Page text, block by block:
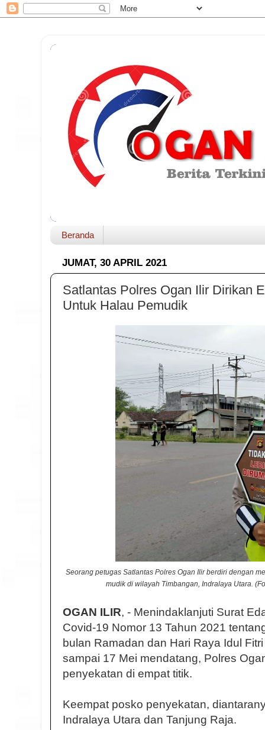
Beranda
JUMAT, 30 APRIL 2021
Satlantas Polres Ogan Ilir Dirikan
Untuk Halau Pemudik
Seorang petugas Satlantas Polres Ogan Ilir berdiri dengan
mudik di wilayah Timbangan, Indralaya Utara.
OGAN ILIR, - Menindaklanjuti Surat
Covid-19 Nomor 13 Tahun 2021
bulan Ramadan dan Hari Raya Idul
sampai 17 Mei mendatang, Polres
penyekatan di empat titik.
Keempat posko penyekatan,
Indralaya Utara dan Tanjung Raja.